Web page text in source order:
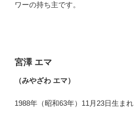
ワーの持ち主です。
宮澤 エマ
（みやざわ エマ）
1988年（昭和63年）11月23日生まれ